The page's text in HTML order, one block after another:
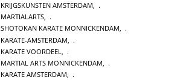
KRIJGSKUNSTEN AMSTERDAM,
MARTIALARTS,
SHOTOKAN KARATE MONNICKENDAM,
KARATE-AMSTERDAM
KARATE VOORDEEL
MARTIAL ARTS MONNICKENDAM
KARATE AMSTERDAM